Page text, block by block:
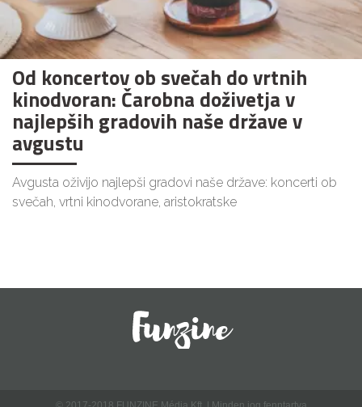
Od koncertov ob svečah do vrtnih
kinodvoran: Čarobna doživetja v
najlepših gradovih naše države v
avgustu
Avgusta oživijo najlepši gradovi naše države: koncerti ob
svečah, vrtni kinodvorane, aristokratske